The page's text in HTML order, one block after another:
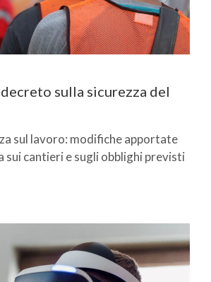
sulla sicurezza del
sul lavoro: modifiche apportate
sui cantieri e sugli obblighi previsti